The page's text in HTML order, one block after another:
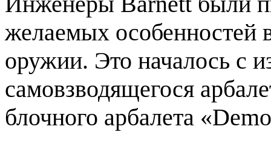
желаемых особенностей
оружии. Это началось с
самовзводящегося
блочного арбалета